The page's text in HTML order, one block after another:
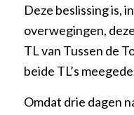
Deze beslissing is,
overwegingen,
TL van Tussen de
beide TL’s
Omdat drie dagen